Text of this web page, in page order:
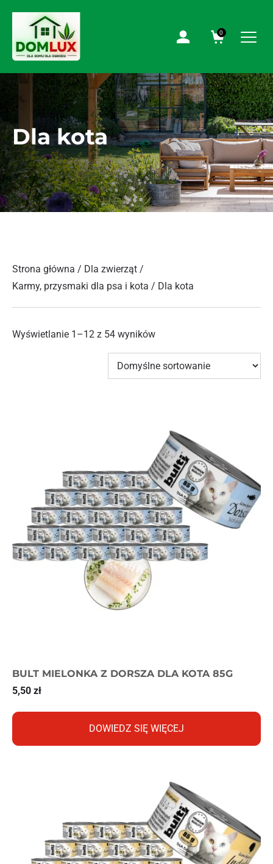
0
Dla kota
Strona główna / Dla zwierząt /
Karmy, przysmaki dla psa i kota / Dla kota
Wyświetlanie 1–12 z 54 wyników
BULT MIELONKA Z DORSZA DLA KOTA 85G
5,50 zł
DOWIEDZ SIĘ WIĘCEJ